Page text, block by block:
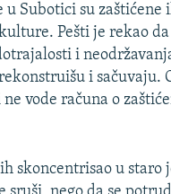
u Subotici su zaštićene
Pešti je rekao
i
i sačuvaju.
vode računa o
skoncentrisao u staro